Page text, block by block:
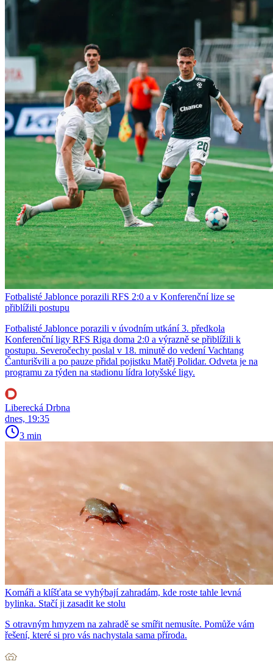
Fotbalisté Jablonce porazili RFS 2:0 a v Konferenční lize se
přiblížili postupu
Fotbalisté Jablonce porazili v úvodním utkání 3. předkola
Konferenční ligy RFS Riga doma 2:0 a výrazně se přiblížili k
postupu. Severočechy poslal v 18. minutě do vedení Vachtang
Čanturišvili a po pauze přidal pojistku Matěj Polidar. Odveta je na
programu za týden na stadionu lídra lotyšské ligy.
Liberecká Drbna
dnes, 19:35
3 min
Komáři a klíšťata se vyhýbají zahradám, kde roste tahle levná
bylinka. Stačí ji zasadit ke stolu
S otravným hmyzem na zahradě se smířit nemusíte. Pomůže vám
řešení, které si pro vás nachystala sama příroda.